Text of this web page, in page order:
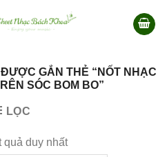
GẮN THẺ “NỐT NHẠC
SÓC BOM BO”
LỌC
quả duy nhất